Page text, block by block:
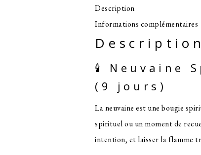
Description
Informations complémentaires
Description
🕯️ Neuvaine
(9 jours)
La neuvaine est une bougie
spirituel ou un moment de
intention, et laisser la flamme